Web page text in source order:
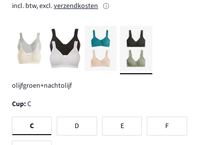
incl. btw, excl.verzendkosten
olijfgroen+nachtolijf
Cup:C
C D E F